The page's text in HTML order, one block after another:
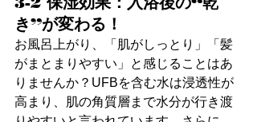
き”が変わる！
お風呂上がり、「肌がしっとり」「髪
がまとまりやすい」と感じることはあ
りませんか？UFBを含む水は浸透性が
高まり、肌の角質層まで水分が行き渡